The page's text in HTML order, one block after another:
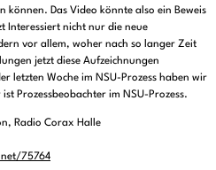
können. Das Video könnte also ein Beweis
Interessiert nicht nur die neue
vor allem, woher nach so langer Zeit
jetzt diese Aufzeichnungen
letzten Woche im NSU-Prozess haben wir
Prozessbeobachter im NSU-Prozess.
Radio Corax Halle
75764